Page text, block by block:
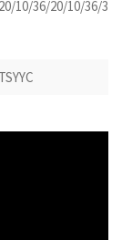
20/10/36/20/10/36/36